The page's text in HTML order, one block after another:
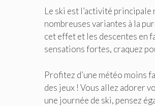
Le ski est l’activité principale
nombreuses variantes à la
cet effet et les descentes en
sensations fortes, craquez
Profitez d’une météo moins
des jeux ! Vous allez adorer
une journée de ski, pensez